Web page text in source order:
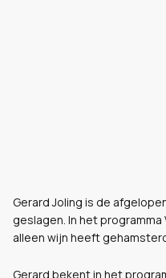
Gerard Joling is de
geslagen. In het
alleen wijn heeft
Gerard bekent in het